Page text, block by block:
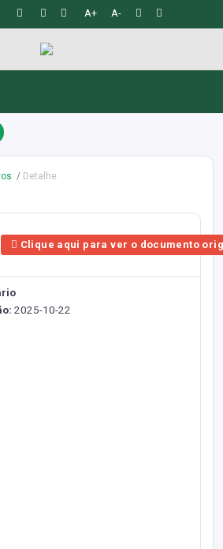
A+ A-
Detalhe
Clique aqui para ver o documento
2025-10-22